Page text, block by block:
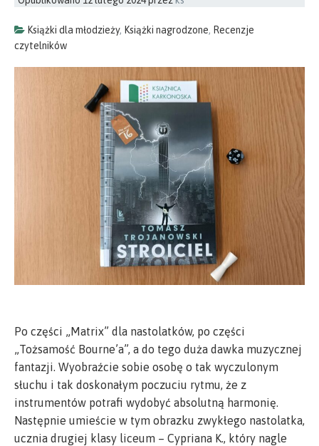
Książki dla młodzieży, Książki nagrodzone, Recenzje
czytelników
Po części „Matrix” dla nastolatków, po części
„Tożsamość Bourne’a”, a do tego duża dawka muzycznej
fantazji. Wyobraźcie sobie osobę o tak wyczulonym
słuchu i tak doskonałym poczuciu rytmu, że z
instrumentów potrafi wydobyć absolutną harmonię.
Następnie umieście w tym obrazku zwykłego nastolatka,
ucznia drugiej klasy liceum – Cypriana K., który nagle